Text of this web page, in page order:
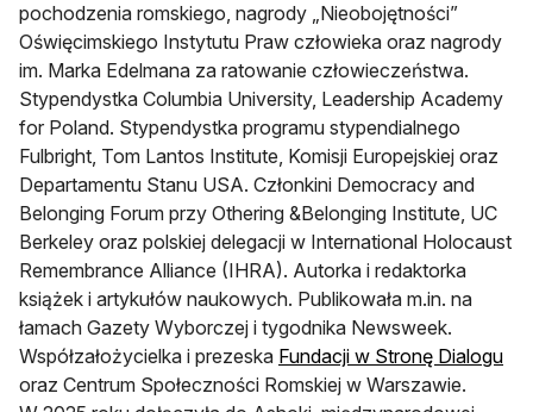
pochodzenia romskiego, nagrody „Nieobojętności”
Oświęcimskiego Instytutu Praw człowieka oraz nagrody
im. Marka Edelmana za ratowanie człowieczeństwa.
Stypendystka Columbia University, Leadership Academy
for Poland. Stypendystka programu stypendialnego
Fulbright, Tom Lantos Institute, Komisji Europejskiej oraz
Departamentu Stanu USA. Członkini Democracy and
Belonging Forum przy Othering &Belonging Institute, UC
Berkeley oraz polskiej delegacji w International Holocaust
Remembrance Alliance (IHRA). Autorka i redaktorka
książek i artykułów naukowych. Publikowała m.in. na
łamach Gazety Wyborczej i tygodnika Newsweek.
Współzałożycielka i prezeska Fundacji w Stronę Dialogu
oraz Centrum Społeczności Romskiej w Warszawie.